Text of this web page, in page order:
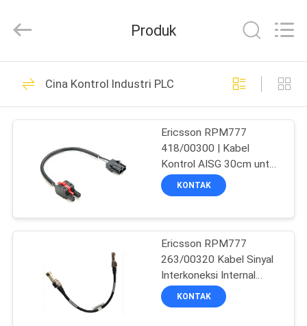
RUMAH
PRODUK
VIDEO
TENTANG
KAMI
PABRIK
Ltd..
Reserved.
Modul Transceiver
538
SFP Optical
Transceiver
235
Produk
Cina Kontrol Industri PLC
Ericsson RPM777
418/00300 | Kabel
Kontrol AISG 30cm untuk
RBS6601
KONTAK
Ericsson RPM777
263/00320 Kabel Sinyal
Interkoneksi Internal
Telekomunikasi
KONTAK